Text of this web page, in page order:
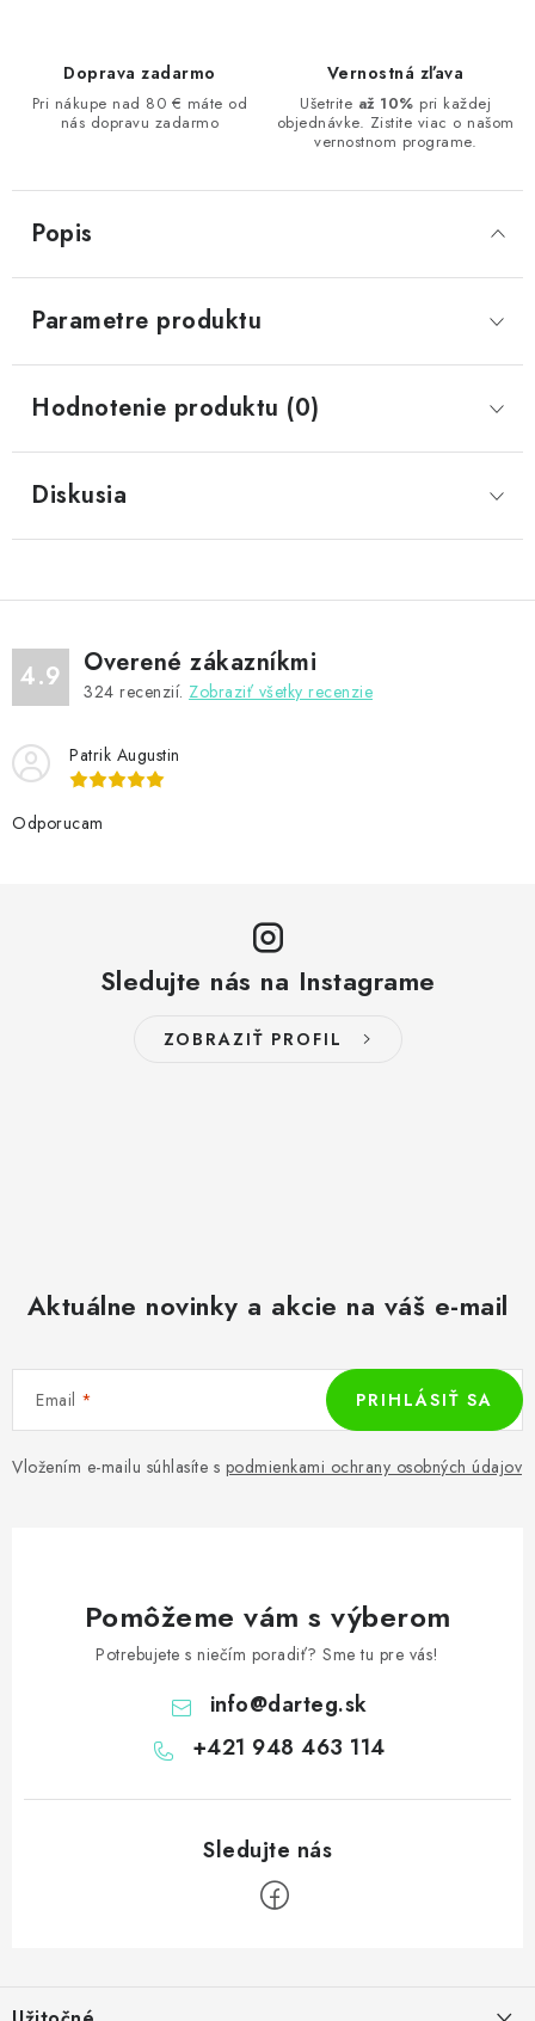
Doprava zadarmo
Pri nákupe nad 80 € máte od
nás dopravu zadarmo
Vernostná zľava
Ušetrite až 10% pri každej
objednávke. Zistite viac o našom
vernostnom programe.
Popis
Parametre produktu
Hodnotenie produktu (0)
Diskusia
4.9 Overené zákazníkmi
324 recenzií. Zobraziť všetky recenzie
Patrik Augustin
Odporucam
Sledujte nás na Instagrame
ZOBRAZIŤ PROFIL
Aktuálne novinky a akcie na váš e-mail
Email
Vložením e-mailu súhlasíte s podmienkami ochrany osobných údajov
PRIHLÁSIŤ SA
Pomôžeme vám s výberom
Potrebujete s niečím poradiť? Sme tu pre vás!
info@darteg.sk
+421 948 463 114